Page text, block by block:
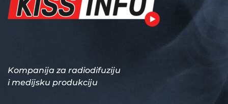
Kompanija za radiodifuziju
i medijsku produkciju